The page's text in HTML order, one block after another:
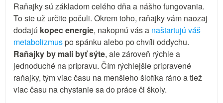
Raňajky sú základom celého dňa a nášho fungovania.
To ste už určite počuli. Okrem toho, raňajky vám naozaj
dodajú kopec energie, nakopnú vás a naštartujú váš
metabolizmuspo spánku alebo po chvíli oddychu.
Raňajky by mali byť sýte, ale zároveň rýchle a
jednoduché na prípravu. Čím rýchlejšie pripravené
raňajky, tým viac času na menšieho šlofíka ráno a tiež
viac času na chystanie sa do práce či školy.